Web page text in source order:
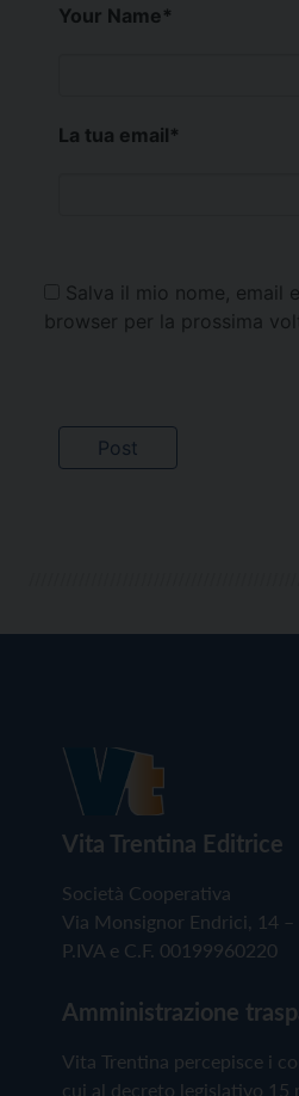
Your Name*
La tua email*
Salva il mio nome, email
browser per la prossima
Vita Trentina Editrice
Società Cooperativa
Via Monsignor Endrici, 14
P.IVA e C.F. 00199960220
Amministrazione
Vita Trentina percepisce i
cui al decreto legislativo 15